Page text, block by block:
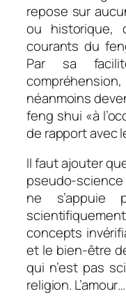
repose sur
ou historique,
courants du
Par sa
néanmoins
feng shui «à
de rapport avec
Il faut ajouter
pseudo-
ne s’appuie
concepts
et le bien-être
qui n’est pas
religion. L’amour…